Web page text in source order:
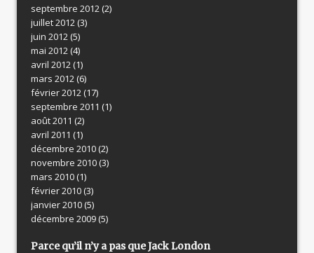
septembre 2012(2)
juillet 2012(3)
juin 2012(5)
mai 2012(4)
avril 2012(1)
mars 2012(6)
février 2012(17)
septembre 2011 (1)
août 2011 (2)
avril 2011 (1)
décembre 2010(2)
novembre 2010(3)
mars 2010(1)
février 2010(3)
janvier 2010(5)
décembre 2009(5)
Parce qu’il n’y a pas que Jack London